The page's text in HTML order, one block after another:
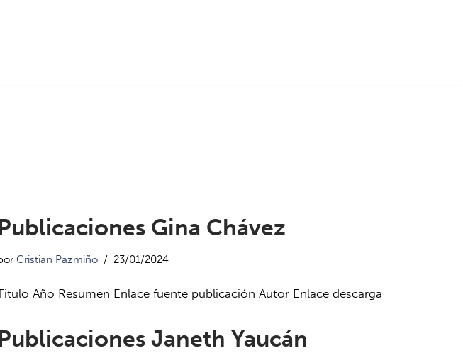
Gina Chávez
Cristian Pazmiño 23/01/2024
Año Resumen Enlace fuente publicación Autor Enlace descarga
Janeth Yaucán